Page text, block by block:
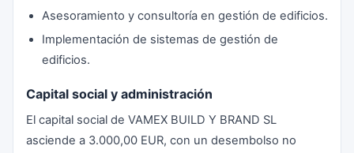
Asesoramiento y consultoría en gestión de edificios.
Implementación de sistemas de gestión de
edificios.
Capital social y administración
El capital social de VAMEX BUILD Y BRAND SL
asciende a 3.000,00 EUR, con un desembolso no